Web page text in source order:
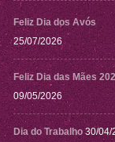
Feliz Dia dos Avós
25/07/2026
Feliz Dia das Mães
09/05/2026
Dia do Trabalho 30/04/